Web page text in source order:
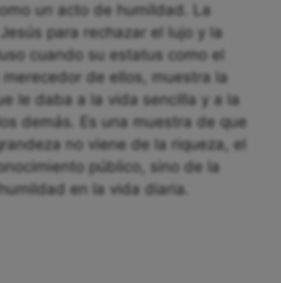
un acto de humildad. La
para rechazar el lujo y la
cuando su estatus como el
merecedor de ellos, muestra la
le daba a la vida sencilla y a la
demás. Es una muestra de que
no viene de la riqueza, el
público, sino de la
en la vida diaria.